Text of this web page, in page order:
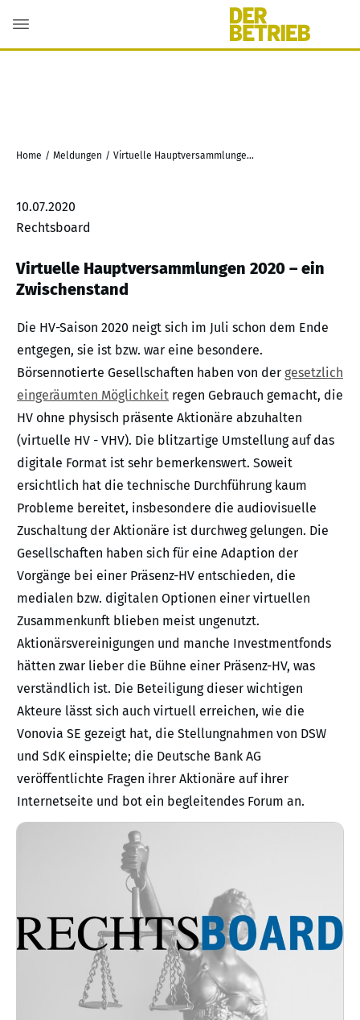
Home / Meldungen / Virtuelle Hauptversammlungen 2020 – ein Zwischenstand
10.07.2020
Rechtsboard
Virtuelle Hauptversammlungen 2020 – ein
Zwischenstand
Die HV-Saison 2020 neigt sich im Juli schon dem Ende
entgegen, sie ist bzw. war eine besondere.
Börsennotierte Gesellschaften haben von der gesetzlich
eingeräumten Möglichkeit regen Gebrauch gemacht, die
HV ohne physisch präsente Aktionäre abzuhalten
(virtuelle HV - VHV). Die blitzartige Umstellung auf das
digitale Format ist sehr bemerkenswert. Soweit
ersichtlich hat die technische Durchführung kaum
Probleme bereitet, insbesondere die audiovisuelle
Zuschaltung der Aktionäre ist durchweg gelungen. Die
Gesellschaften haben sich für eine Adaption der
Vorgänge bei einer Präsenz-HV entschieden, die
medialen bzw. digitalen Optionen einer virtuellen
Zusammenkunft blieben meist ungenutzt.
Aktionärsvereinigungen und manche Investmentfonds
hätten zwar lieber die Bühne einer Präsenz-HV, was
verständlich ist. Die Beteiligung dieser wichtigen
Akteure lässt sich auch virtuell erreichen, wie die
Vonovia SE gezeigt hat, die Stellungnahmen von DSW
und SdK einspielte; die Deutsche Bank AG
veröffentlichte Fragen ihrer Aktionäre auf ihrer
Internetseite und bot ein begleitendes Forum an.